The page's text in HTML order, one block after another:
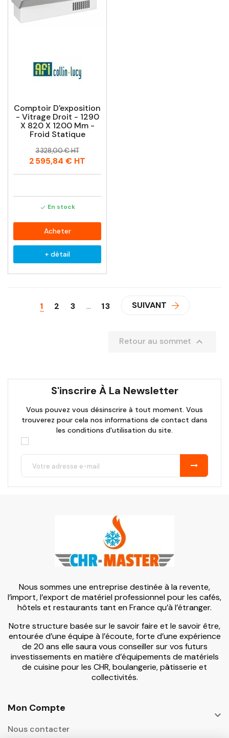
Comptoir D'exposition
- Vitrage Droit - 1290
X 820 X 1200 Mm -
Froid Statique
Prix
Prix
habituel
3 328,00 € HT
2 595,84 € HT
 En stock
Acheter
+ détail
1 2 3 … 13 SUIVANT
Retour au sommet 
S'inscrire À La Newsletter
Vous pouvez vous désinscrire à tout moment. Vous
trouverez pour cela nos informations de contact dans
les conditions d'utilisation du site.
Nous sommes une entreprise destinée à la revente,
l’import, l’export de matériel professionnel pour les cafés,
hôtels et restaurants tant en France qu’à l’étranger.
Notre structure basée sur le savoir faire et le savoir être,
entourée d’une équipe à l’écoute, forte d’une expérience
de 20 ans elle saura vous conseiller sur vos futurs
investissements en matière d’équipements de matériels
de cuisine pour les CHR, boulangerie, pâtisserie et
collectivités.
Mon Compte

Nous contacter